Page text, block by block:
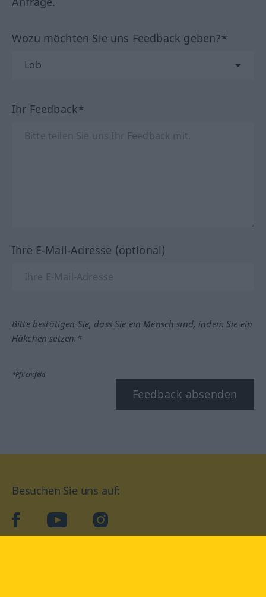
Wozu möchten Sie uns Feedback geben?*
Ihr Feedback*
Ihre E-Mail-Adresse (optional)
Bitte bestätigen Sie, dass Sie ein Mensch sind, indem Sie ein
Häkchen setzen.*
*Pflichtfeld
Feedback absenden
Besuchen Sie uns auf:
facebookYouTube Instagram